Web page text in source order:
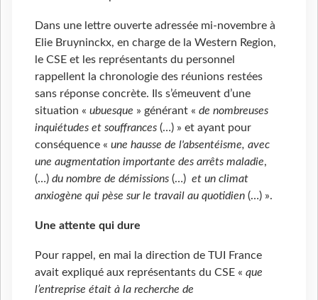
Dans une lettre ouverte adressée mi-novembre à
Elie Bruyninckx, en charge de la Western Region,
le CSE et les représentants du personnel
rappellent la chronologie des réunions restées
sans réponse concrète. Ils s’émeuvent d’une
situation « ubuesque » générant « de nombreuses
inquiétudes et souffrances (…) » et ayant pour
conséquence « une hausse de l'absentéisme, avec
une augmentation importante des arrêts maladie,
(…) du nombre de démissions (…) et un climat
anxiogène qui pèse sur le travail au quotidien (…) ».
Une attente qui dure
Pour rappel, en mai la direction de TUI France
avait expliqué aux représentants du CSE « que
l’entreprise était à la recherche de